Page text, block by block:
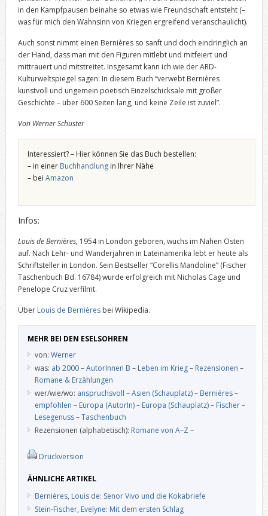
in den Kampfpausen beinahe so etwas wie Freundschaft entsteht (–
was für mich den Wahnsinn von Kriegen ergreifend veranschaulicht).
Auch sonst nimmt einen Bernières so sanft und doch eindringlich an
der Hand, dass man mit den Figuren mitlebt und mitfeiert und
mittrauert und mitstreitet. Insgesamt kann ich wie der ARD-
Kulturweltspiegel sagen: In diesem Buch “verwebt Bernières
kunstvoll und ungemein poetisch Einzelschicksale mit großer
Geschichte – über 600 Seiten lang, und keine Zeile ist zuviel”.
Von Werner Schuster
Interessiert? – Hier können Sie das Buch bestellen:
– in einer Buchhandlungin Ihrer Nähe
– bei Amazon
Infos:
Louis de Bernières, 1954 in London geboren, wuchs im Nahen Osten
auf. Nach Lehr- und Wanderjahren in Lateinamerika lebt er heute als
Schriftsteller in London. Sein Bestseller “Corellis Mandoline” (Fischer
Taschenbuch Bd. 16784) wurde erfolgreich mit Nicholas Cage und
Penelope Cruz verfilmt.
Über Louis de Bernièresbei Wikipedia.
MEHR BEI DEN ESELSOHREN
von: Werner
was: ab 2000–AutorInnen B – Leben im Krieg– Rezensionen –
Romane & Erzählungen
wer/wie/wo: anspruchsvoll –Asien (Schauplatz)– Berniéres–
empfohlen – Europa (AutorIn)– Europa (Schauplatz)– Fischer–
Lesegenuss–Taschenbuch
Rezensionen (alphabetisch): Romane von A–Z –
Druckversion
ÄHNLICHE ARTIKEL
Bernières, Louis de: Senor Vivo und die Kokabriefe
Stein-Fischer, Evelyne: Mit dem ersten Schlag